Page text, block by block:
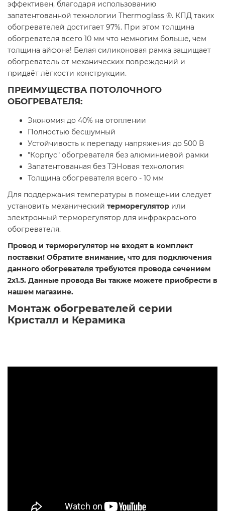
эффективен, благодаря использованию
запатентованной технологии Thermoglass ®. КПД таких
обогревателей достигает 97%. При этом толщина
обогревателя всего 10 мм что немногим больше, чем
толщина айфона! Белая силиконовая рамка защищает
обогреватель от механических повреждений и
придаёт лёгкости конструкции.
ПРЕИМУЩЕСТВА ПОТОЛОЧНОГО
ОБОГРЕВАТЕЛЯ:
Экономия до 40% на отоплении
Полностью бесшумный
Устойчивость к перепаду напряжения до 500 В
"Корпус" обогревателя без алюминиевой рамки
Запатентованная без ТЭНовая технология
Толщина обогревателя всего - 10 мм
Для поддержания температуры в помещении следует
установить механический терморегулятор или
электронный терморегулятор для инфракрасного
обогревателя.
Провод и терморегулятор не входят в комплект
поставки! Обратите внимание, что для подключения
данного обогревателя требуются провода сечением
2х1.5. Данные провода Вы также можете приобрести в
нашем магазине.
Монтаж обогревателей серии
Кристалл и Керамика